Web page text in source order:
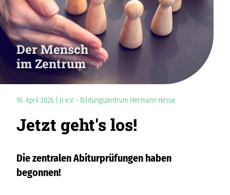
Der Mensch
im Zentrum
16. April 2026 | JJ e.V. - Bildungszentrum Hermann Hesse
Jetzt geht's los!
Die zentralen Abiturprüfungen haben
begonnen!